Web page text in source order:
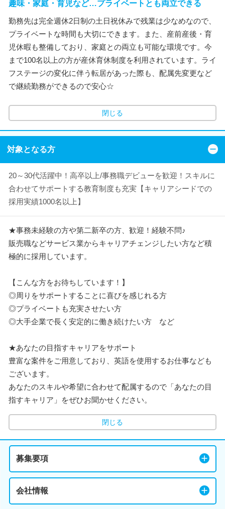
趣味・家庭・育児など…プライベートとも両立できる
勤務先は完全週休2日制の土日祝休みで残業は少なめなので、
プライベートな時間も大切にできます。また、産前産後・育
児休暇も整備しており、家庭との両立も可能な環境です。今
まで100名以上の方が産休育休制度を利用されています。ライ
フステージの変化に伴う転居があった際も、配属先変更など
で継続勤務ができるので安心☆
閉じる
対象となる方
20～30代活躍中！高卒以上/事務職デビューを歓迎！スキルに
合わせてサポートする教育制度も充実【キャリアシードでの
採用実績1000名以上】
★事務未経験の方や第二新卒の方、歓迎！経験不問♪
販売職などサービス業からキャリアチェンジしたい方など積
極的に採用しています。
【こんな方をお待ちしています！】
◎周りをサポートすることに喜びを感じれる方
◎プライベートも充実させたい方
◎大手企業で長く安定的に働き続けたい方 など
★あなたの目指すキャリアをサポート
豊富な案件をご用意しており、英語を使用するお仕事なども
ございます。
あなたのスキルや希望に合わせて配属するので「あなたの目
指すキャリア」をぜひお聞かせください。
閉じる
募集要項
会社情報